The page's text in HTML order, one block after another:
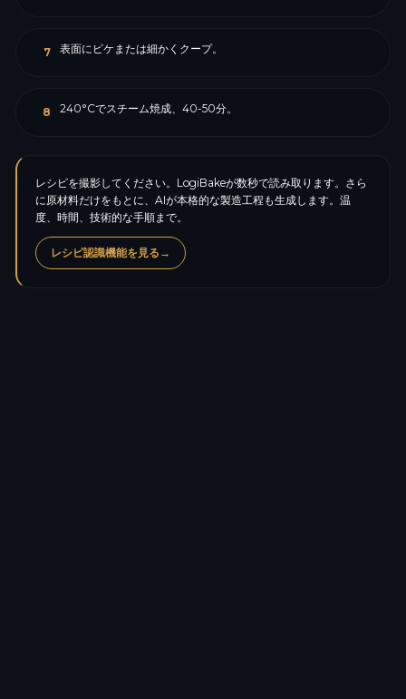
7 表面にピケまたは細かくクープ。
8 240°Cでスチーム焼成、40-50分。
レシピを撮影してください。LogiBakeが数秒で読み取ります。さら
に原材料だけをもとに、AIが本格的な製造工程も生成します。温
度、時間、技術的な手順まで。
レシピ認識機能を見る →